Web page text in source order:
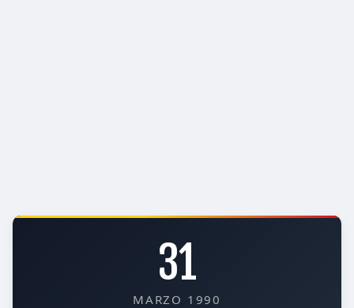
31
MARZO 1990